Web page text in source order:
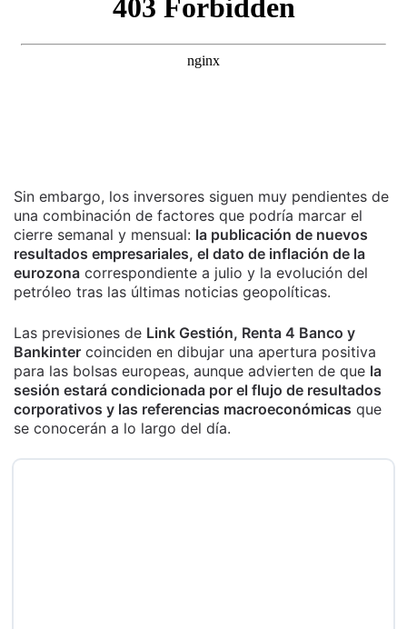
Sin embargo, los inversores siguen muy pendientes de
una combinación de factores que podría marcar el
cierre semanal y mensual: la publicación de nuevos
resultados empresariales, el dato de inflación de la
eurozona correspondiente a julio y la evolución del
petróleo tras las últimas noticias geopolíticas.
Las previsiones de Link Gestión, Renta 4 Banco y
Bankinter coinciden en dibujar una apertura positiva
para las bolsas europeas, aunque advierten de que la
sesión estará condicionada por el flujo de resultados
corporativos y las referencias macroeconómicas que
se conocerán a lo largo del día.